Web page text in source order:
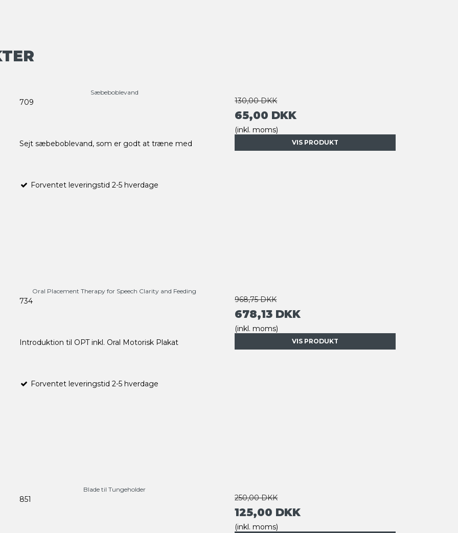
Sæbeboblevand
709
Sejt sæbeboblevand, som er godt at træne med
Forventet leveringstid 2-5 hverdage
130,00 DKK
65,00 DKK
(inkl. moms)
VIS PRODUKT
Oral Placement Therapy for Speech Clarity and Feeding
734
Introduktion til OPT inkl. Oral Motorisk Plakat
Forventet leveringstid 2-5 hverdage
968,75 DKK
678,13 DKK
(inkl. moms)
VIS PRODUKT
Blade til Tungeholder
851 250,00 DKK
125,00 DKK
(inkl. moms)